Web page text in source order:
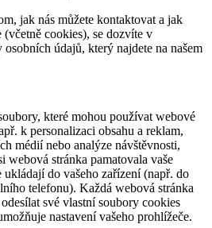
jak nás můžete kontaktovat a jak
cookies), se dozvíte v
údajů, který najdete na našem
které mohou používat webové
k personalizaci obsahu a reklam,
médií nebo analýze návštěvnosti,
webová stránka pamatovala vaše
ukládají do vašeho zařízení (např. do
telefonu). Každá webová stránka
své vlastní soubory cookies
nastavení vašeho prohlížeče.